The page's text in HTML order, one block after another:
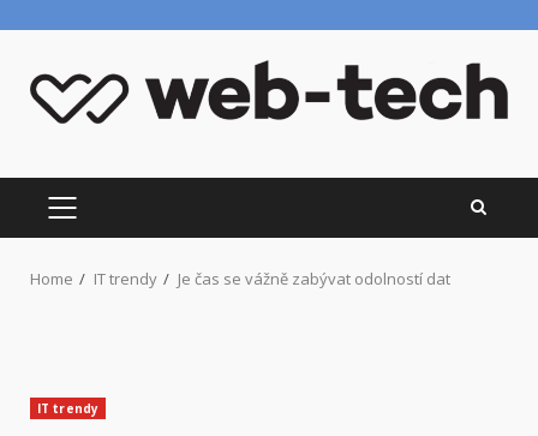
content
PRIMARY
MENU
Home IT trendy Je čas se vážně zabývat odolností dat
IT trendy